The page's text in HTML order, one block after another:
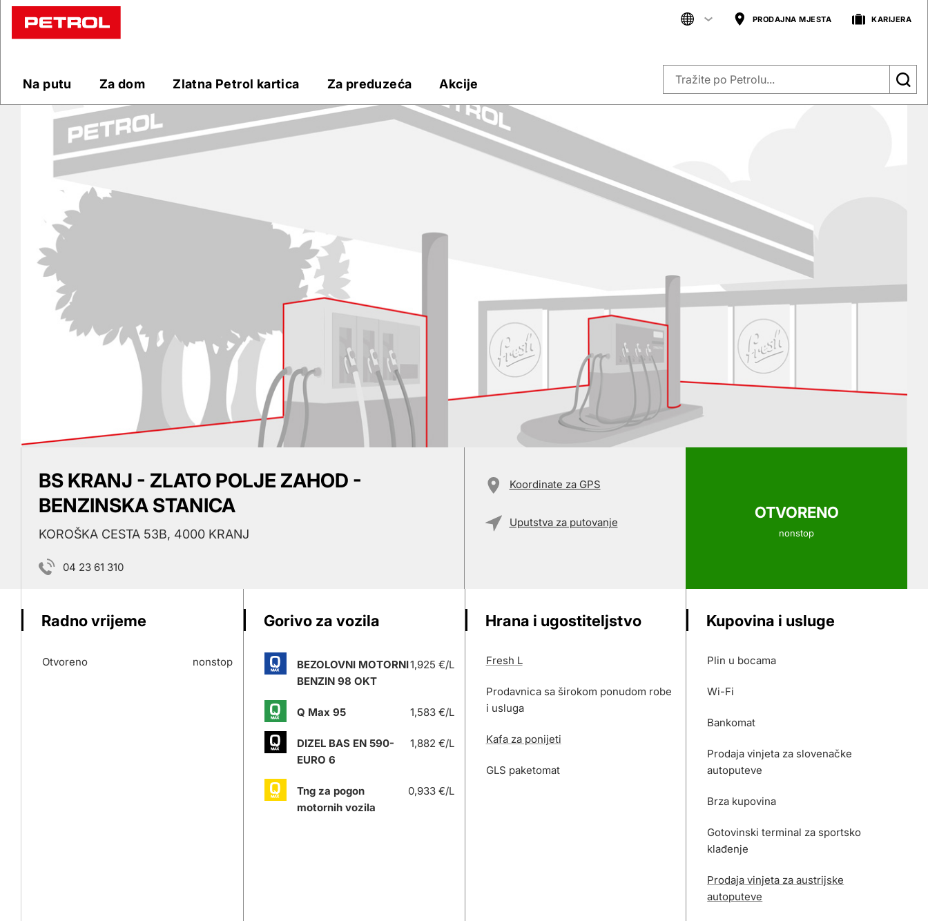
Prodajna
mjesta
Na putu Za dom Zlatna Petrol kartica Za preduzeća Akcije
PRODAJNA MJESTA KARIJERA
OTVORENO
nonstop
BS KRANJ - ZLATO POLJE ZAHOD -
BENZINSKA STANICA
KOROŠKA CESTA 53B, 4000 KRANJ
04 23 61 310
Koordinate za GPS
Uputstva za putovanje
Radno vrijeme
Otvoreno nonstop
Gorivo za vozila
BEZOLOVNI MOTORNI
BENZIN 98 OKT
1,925 €/L
Q Max 95 1,583 €/L
DIZEL BAS EN 590-
EURO 6
1,882 €/L
Tng za pogon
motornih vozila
0,933 €/L
Hrana i ugostiteljstvo
Fresh L
Prodavnica sa širokom ponudom robe
i usluga
Kafa za ponijeti
GLS paketomat
Kupovina i usluge
Plin u bocama
Wi-Fi
Bankomat
Prodaja vinjeta za slovenačke
autoputeve
Brza kupovina
Gotovinski terminal za sportsko
klađenje
Prodaja vinjeta za austrijske
autoputeve